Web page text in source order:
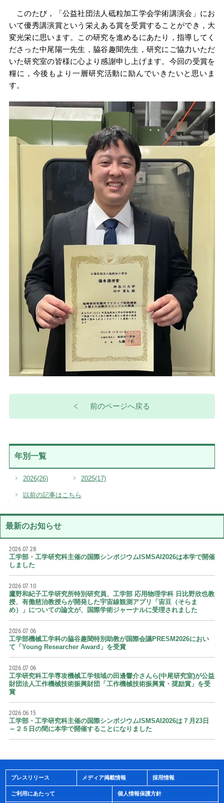
このたび，「公益社団法人砥粒加工学会学術講演会」にお
いて優秀講演賞という栄えある賞を受賞することができ，大
変光栄に思います。この研究を進めるにあたり，指導してく
ださった中尾陽一先生，脇谷趣聞先生，研究にご協力いただ
いた研究室の皆様に心より感謝申し上げます。今回の受賞を
糧に，今後もより一層研究活動に励んでいきたいと思いま
す。
前のページへ戻る
年別一覧
2026(26) 2025(17)
以前の記事はこちら
最新のお知らせ
2026.07.28
工学部・工学研究科主催の国際シンポジウムISMSAI2026は本学で開催
しました
2026.07.10
鷹野和紀子工学研究所特別研究員、工学部 応用物理学科 日比野欣也教
授、有働慈治教授らが開発した宇宙線観測アプリ「宙豆（そらま
め）」についての論文が、国際学術ジャーナルに受理されました
2026.07.06
工学部機械工学科の脇谷趣聞特別助教が国際会議PRESM2026におい
て「Young Researcher Award」を受賞
2026.07.06
工学研究科工学専攻機械工学領域の田邊響介さんら(中尾研究室)が公益
財団法人工作機械技術振興財団「工作機械技術振興賞・奨励賞」を受
賞
2026.06.15
工学部・工学研究科主催の国際シンポジウムISMSAI2026は７月23日
～２５日の間に本学で開催することになりました
プレスリリース メディア掲載情報 採用情報
ご利用にあたって 個人情報保護方針